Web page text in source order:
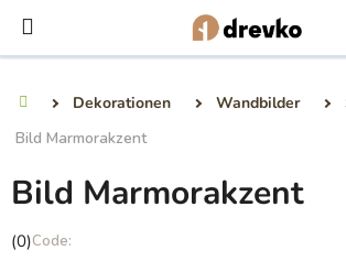
Inhalt
springen
Dekorationen Wandbilder
Bild Marmorakzent
Bild Marmorakzent
Die
(0)